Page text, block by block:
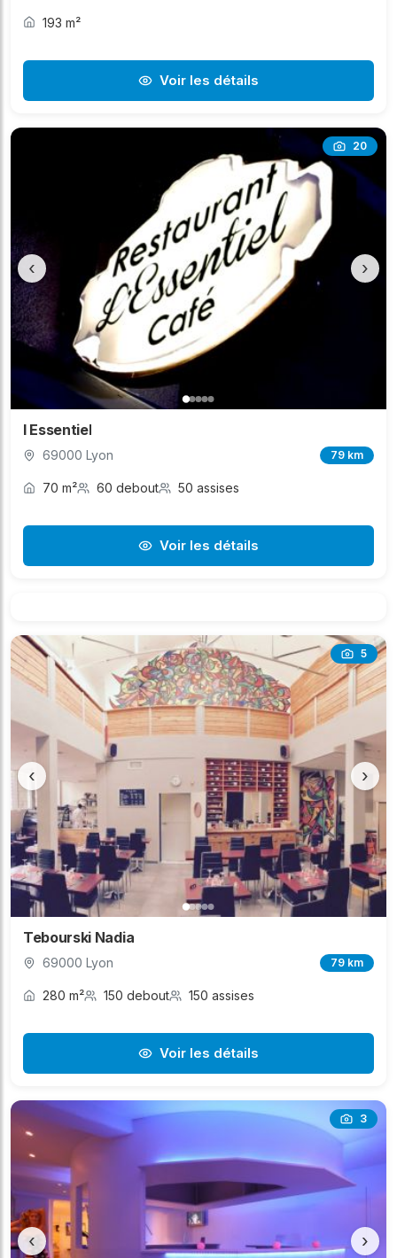
193 m²
Voir les détails
20
‹ ›
l Essentiel
69000 Lyon 79 km
70 m² 60 debout 50 assises
Voir les détails
5
‹ ›
Tebourski Nadia
69000 Lyon 79 km
280 m² 150 debout 150 assises
Voir les détails
3
‹ ›